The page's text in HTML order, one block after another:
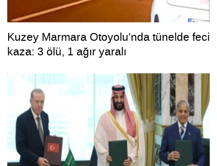
Kuzey Marmara Otoyolu’nda tünelde feci
kaza: 3 ölü, 1 ağır yaralı